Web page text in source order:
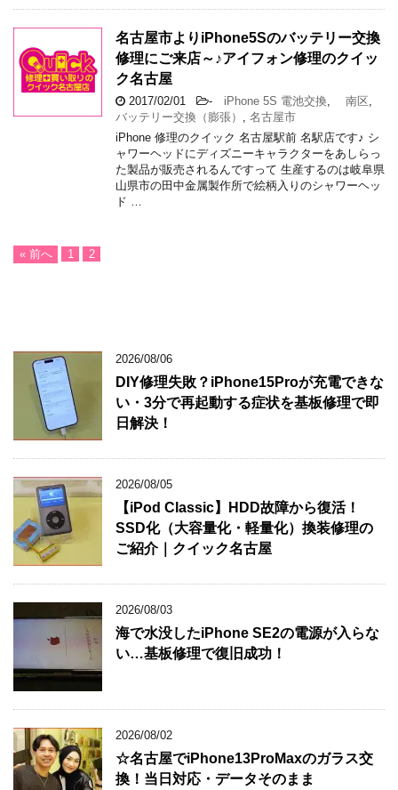
名古屋市よりiPhone5Sのバッテリー交換
修理にご来店～♪アイフォン修理のクイッ
ク名古屋
2017/02/01 - iPhone 5S 電池交換 南区
バッテリー交換（膨張）
名古屋市
iPhone 修理のクイック 名古屋駅前 名駅店です♪ シ
ャワーヘッドにディズニーキャラクターをあしらっ
た製品が販売されるんですって 生産するのは岐阜県
山県市の田中金属製作所で絵柄入りのシャワーヘッ
ド …
« 前へ 1 2
2026/08/06
DIY修理失敗？iPhone15Proが充電できな
い・3分で再起動する症状を基板修理で即
日解決！
2026/08/05
【iPod Classic】HDD故障から復活！
SSD化（大容量化・軽量化）換装修理の
ご紹介｜クイック名古屋
2026/08/03
海で水没したiPhone SE2の電源が入らな
い…基板修理で復旧成功！
2026/08/02
☆名古屋でiPhone13ProMaxのガラス交
換！当日対応・データそのまま